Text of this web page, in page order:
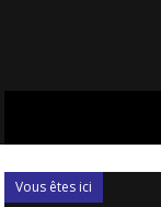
Vous êtes ici